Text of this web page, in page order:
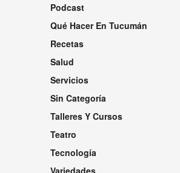
Podcast
Qué Hacer En Tucumán
Recetas
Salud
Servicios
Sin Categoría
Talleres Y Cursos
Teatro
Tecnología
Variedades